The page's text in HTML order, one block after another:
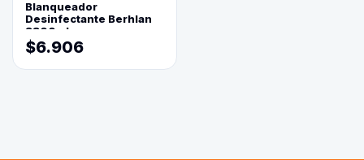
Blanqueador
Desinfectante Berhlan
3800ml
$6.906